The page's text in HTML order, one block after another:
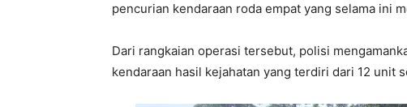
pencurian kendaraan roda empat yang selama ini
Dari rangkaian operasi tersebut, polisi
kendaraan hasil kejahatan yang terdiri dari 12 unit